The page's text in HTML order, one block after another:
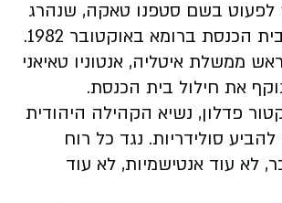
לפעוט בשם סטפנו טאקה, שנהרג
הכנסת ברומא באוקטובר 1982.
ממשלת איטליה, אנטוניו טאיאני
את חילול בית הכנסת.
פדלון, נשיא הקהילה היהודית
סולידריות. נגד כל רוח
לא עוד אנטישמיות, לא עוד